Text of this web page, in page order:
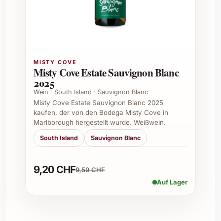
4. Passt Verónica Ortega Quite 2023 zu
vegetarischen Gerichten?
aromatischen Saucen.
5. Wie empfehle ich Verónica Ortega Quite
2023 zu servieren?
Optimal temperiert bei etwa 16 bis 18 Grad
Celsius servieren. Vor dem Genuss empfiehlt
sich ein kurzes Dekantieren, um das volle
6. Eignet sich der Wein für festliche
MISTY COVE
Misty Cove Estate Sauvignon Blanc
2025
Wein · South Island · Sauvignon Blanc
Misty Cove Estate Sauvignon Blanc 2025
kaufen, der von den Bodega Misty Cove in
Marlborough hergestellt wurde. Weißwein.
South Island Sauvignon Blanc
9,20 CHF9,59 CHF
Auf Lager